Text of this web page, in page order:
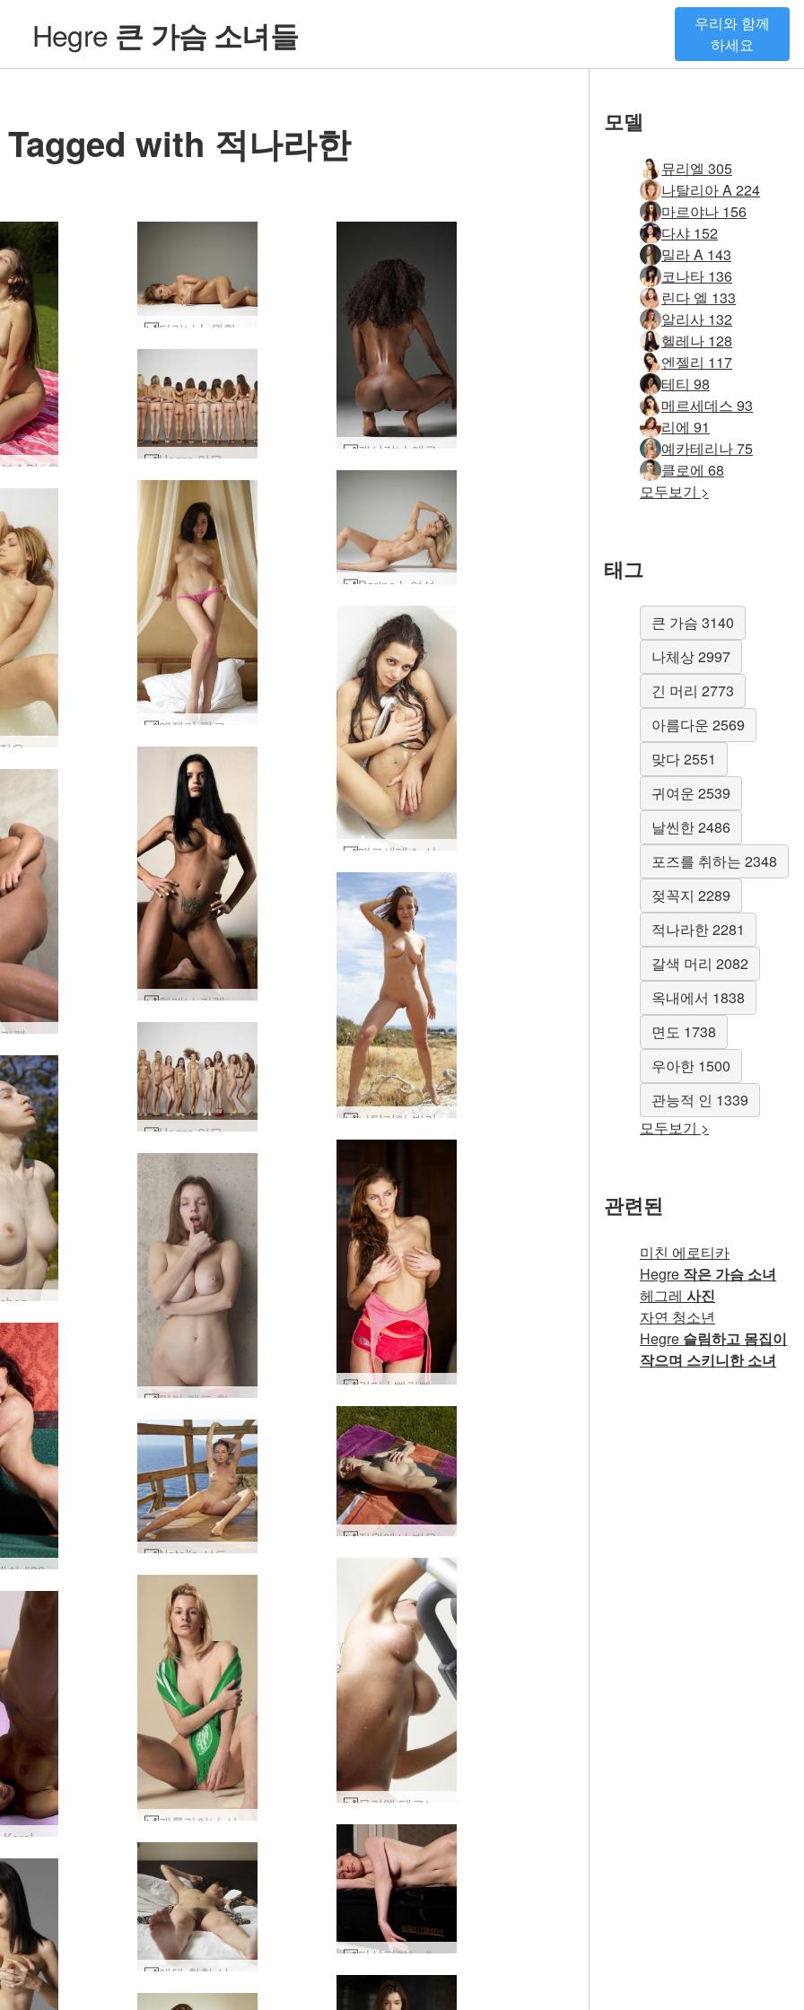
Hegre 큰 가슴 소녀들
우리와 함께
하세요
Tagged with 적나라한
알리사 보소미 #9 Hegre 알몸 축구 팀 #40
헬레나 카렐 슈퍼스타 #31
헬레나 카렐 다크 엔젤 #36
나탈리아 벌거 벗은 대초원 소녀 #6
Hegre 알몸 축구 팀 #12
Aya Beshen 누드 일광욕 #69
린다 L빨강빨강 #29
밀라 레드 핫 #28
쉬 #30
정원에서 벗은 Aya Beshen #11
Natalia 산토리니의 정신 #13
캐롤라이나 서포터 #44
Helena Karel 보라색 시트 #13
다샤피아노 #113
모델
뮤리엘 305
나탈리아 A 224
마르야나 156
다샤 152
밀라 A 143
코나타 136
린다 엘 133
알리사 132
헬레나 128
엔젤리 117
테티 98
메르세데스 93
리에 91
예카테리나 75
클로에 68
모두보기 >
태그
큰 가슴 3140
나체상 2997
긴 머리 2773
아름다운 2569
맞다 2551
귀여운 2539
날씬한 2486
포즈를 취하는 2348
젖꼭지 2289
적나라한 2281
갈색 머리 2082
옥내에서 1838
면도 1738
우아한 1500
관능적 인 1339
모두보기 >
관련된
미친 에로티카
Hegre 작은 가슴 소녀
헤그레 사진
자연 청소년
Hegre 슬림하고 몸집이
작으며 스키니한 소녀